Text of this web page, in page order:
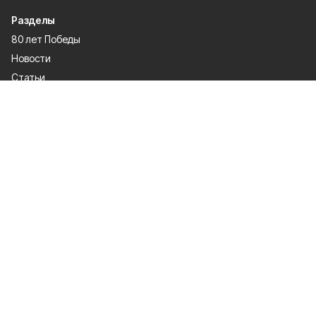
Разделы
80 лет Победы
Новости
Статьи